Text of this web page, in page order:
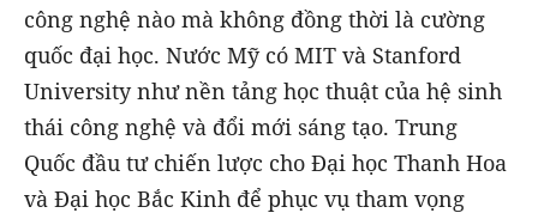
công nghệ nào mà không đồng thời là cường
quốc đại học. Nước Mỹ có MIT và Stanford
University như nền tảng học thuật của hệ sinh
thái công nghệ và đổi mới sáng tạo. Trung
Quốc đầu tư chiến lược cho Đại học Thanh Hoa
và Đại học Bắc Kinh để phục vụ tham vọng